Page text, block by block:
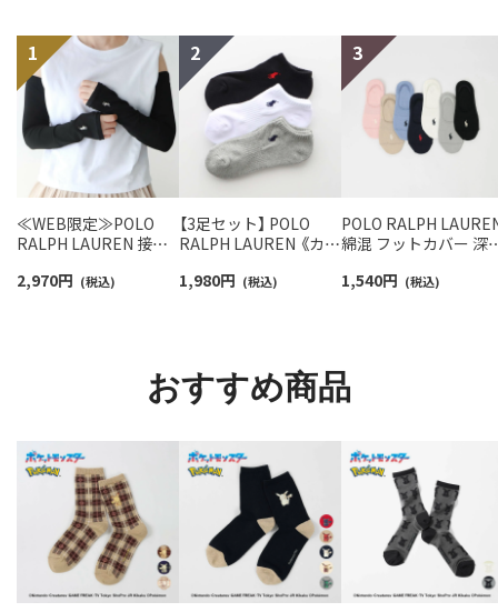
≪WEB限定≫POLO
RALPH LAUREN 接触
ームカバー ＆ レッグウ
2,970円 (税込)
【3足セット】 POLO
RALPH LAUREN 《カラ
ーチサポート ワンポイ
1,980円 (税込)
POLO RALPH
綿混 フットカバー 深
カバーソックス レデ
1,540円 (税込)
おすすめ商品